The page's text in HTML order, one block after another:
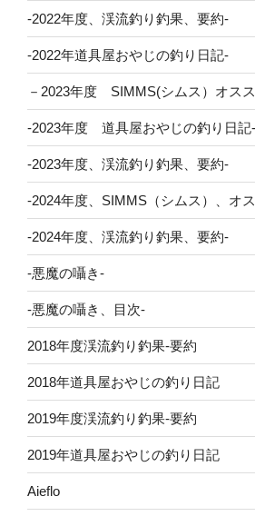
-2022年度、渓流釣り釣果、要約-
-2022年道具屋おやじの釣り日記-
－2023年度 SIMMS(シムス）オスス
-2023年度 道具屋おやじの釣り日記-
-2023年度、渓流釣り釣果、要約-
-2024年度、SIMMS（シムス）、オ
-2024年度、渓流釣り釣果、要約-
-悪魔の囁き-
-悪魔の囁き、目次-
2018年度渓流釣り釣果-要約
2018年道具屋おやじの釣り日記
2019年度渓流釣り釣果-要約
2019年道具屋おやじの釣り日記
Aieflo